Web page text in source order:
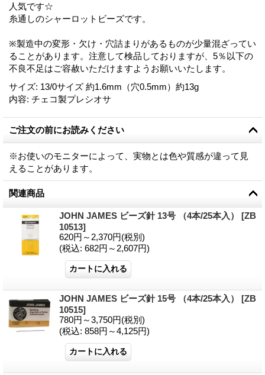
人気です☆
糸通しのシャーロットビーズです。
※製造中の変形・欠け・穴詰まりがあるものが少量混ざってい
ることがあります。注意して検品しておりますが、5％以下の
不良不足はご容赦いただけますようお願いいたします。
サイズ: 13/0サイズ 約1.6mm（穴0.5mm）約13g
内容: チェコ製プレシオサ
ご注文の前にお読みください
※お使いのモニターによって、実物とは色や質感が違って見
えることがあります。
関連商品
JOHN JAMES ビーズ針 13号 （4本/25本入） [ZB
10513]
620円～2,370円(税別)
(税込: 682円～2,607円)
JOHN JAMES ビーズ針 15号 （4本/25本入） [ZB
10515]
780円～3,750円(税別)
(税込: 858円～4,125円)